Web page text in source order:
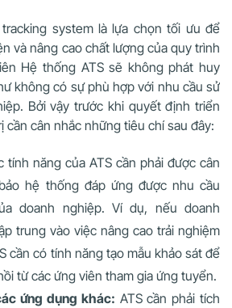
system là lựa chọn tối ưu để
và nâng cao chất lượng của quy trình
Hệ thống ATS sẽ không phát huy
không có sự phù hợp với nhu cầu sử
Bởi vậy trước khi quyết định triển
cần cân nhắc những tiêu chí sau đây:
tính năng của ATS cần phải được cân
hệ thống đáp ứng được nhu cầu
doanh nghiệp. Ví dụ, nếu doanh
trung vào việc nâng cao trải nghiệm
cần có tính năng tạo mẫu khảo sát để
từ các ứng viên tham gia ứng tuyển.
ứng dụng khác: ATS cần phải tích